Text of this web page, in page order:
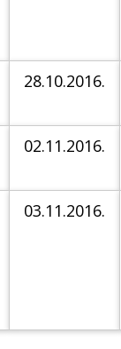
28.10.2016.
02.11.2016.
03.11.2016.